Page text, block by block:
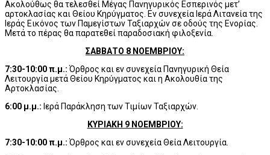
Ακολούθως θα τελεσθεί Μέγας Πανηγυρικός Εσπερινός μετ’
αρτοκλασίας και Θείου Κηρύγματος. Εν συνεχεία Ιερά Λιτανεία της
Ιεράς Εικόνος των Παμεγίστων Ταξιαρχών σε οδούς της Ενορίας.
Μετά το πέρας θα παρατεθεί παραδοσιακή φιλοξενία.
ΣΑΒΒΑΤΟ 8 ΝΟΕΜΒΡΙΟΥ:
7:30-10:00 π.μ.:Όρθρος και εν συνεχεία Πανηγυρική Θεία
Λειτουργία μετά Θείου Κηρύγματος και η Ακολουθία της
Αρτοκλασίας.
6:00 μ.μ.: Ιερά Παράκληση των Τιμίων Ταξιαρχών.
ΚΥΡΙΑΚΗ 9 ΝΟΕΜΒΡΙΟΥ:
7:30-10:00 π.μ.:Όρθρος και εν συνεχεία Θεία Λειτουργία.